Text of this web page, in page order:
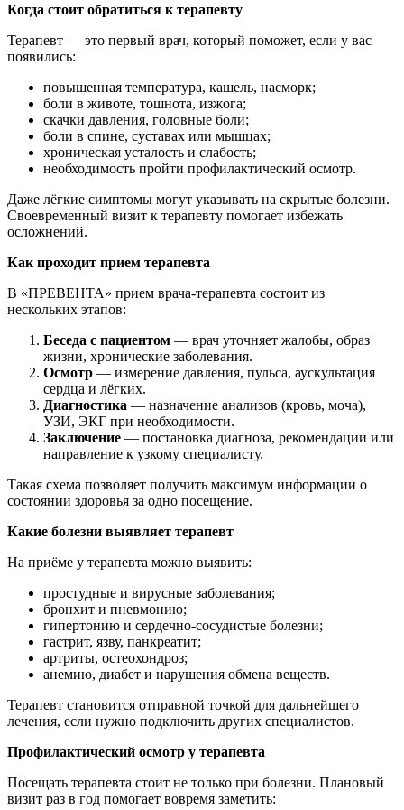
Когда стоит обратиться к терапевту
Терапевт — это первый врач, который поможет, если у вас
появились:
повышенная температура, кашель, насморк;
боли в животе, тошнота, изжога;
скачки давления, головные боли;
боли в спине, суставах или мышцах;
хроническая усталость и слабость;
необходимость пройти профилактический осмотр.
Даже лёгкие симптомы могут указывать на скрытые болезни.
Своевременный визит к терапевту помогает избежать
осложнений.
Как проходит прием терапевта
В «ПРЕВЕНТА» прием врача-терапевта состоит из
нескольких этапов:
Беседа с пациентом — врач уточняет жалобы, образ
жизни, хронические заболевания.
Осмотр — измерение давления, пульса, аускультация
сердца и лёгких.
Диагностика — назначение анализов (кровь, моча),
УЗИ, ЭКГ при необходимости.
Заключение — постановка диагноза, рекомендации или
направление к узкому специалисту.
Такая схема позволяет получить максимум информации о
состоянии здоровья за одно посещение.
Какие болезни выявляет терапевт
На приёме у терапевта можно выявить:
простудные и вирусные заболевания;
бронхит и пневмонию;
гипертонию и сердечно-сосудистые болезни;
гастрит, язву, панкреатит;
артриты, остеохондроз;
анемию, диабет и нарушения обмена веществ.
Терапевт становится отправной точкой для дальнейшего
лечения, если нужно подключить других специалистов.
Профилактический осмотр у терапевта
Посещать терапевта стоит не только при болезни. Плановый
визит раз в год помогает вовремя заметить: